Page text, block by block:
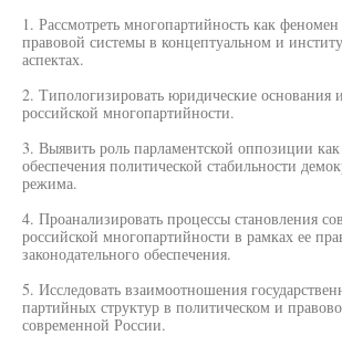
1. Рассмотреть многопартийность как
правовой системы в концептуальном и
аспектах.
2. Типологизировать юридические основания
российской многопартийности.
3. Выявить роль парламентской оппозиции
обеспечения политической стабильности
режима.
4. Проанализировать процессы становления
российской многопартийности в рамках ее
законодательного обеспечения.
5. Исследовать взаимоотношения
партийных структур в политическом и
современной России.